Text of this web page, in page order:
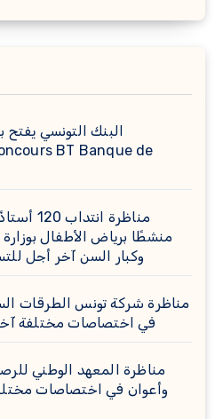
البنك التونسي
منشطًا برياض الأطفال بوزارة
وكبار السن آخر أجل للتسجيل : 27
في اختصاصات مختلفة آخر أجل : 21
مناظرة المعهد الوطني